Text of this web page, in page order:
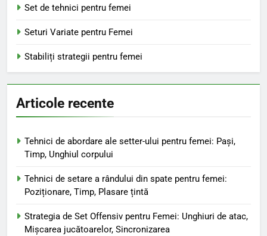
Set de tehnici pentru femei
Seturi Variate pentru Femei
Stabiliți strategii pentru femei
Articole recente
Tehnici de abordare ale setter-ului pentru femei: Pași,
Timp, Unghiul corpului
Tehnici de setare a rândului din spate pentru femei:
Poziționare, Timp, Plasare țintă
Strategia de Set Offensiv pentru Femei: Unghiuri de atac,
Mișcarea jucătoarelor, Sincronizarea